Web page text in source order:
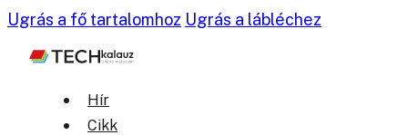
Ugrás a fő tartalomhoz Ugrás a lábléchez
Hír
Cikk